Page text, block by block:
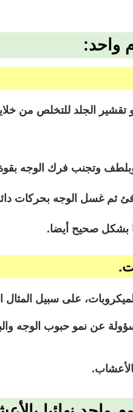
واحد:
الجلد للتخلص من خلايا
وبلطف وتجنب فرك الوجه
ثم غسل الوجه بحركات
بشكل صحيح أيضا.
على سبيل
عن نمو حبوب الوجه